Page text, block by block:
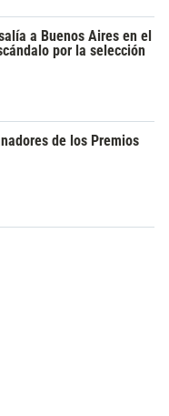
a Buenos Aires en el
por la selección
de los Premios